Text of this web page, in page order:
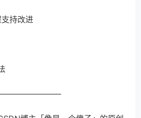
持改进